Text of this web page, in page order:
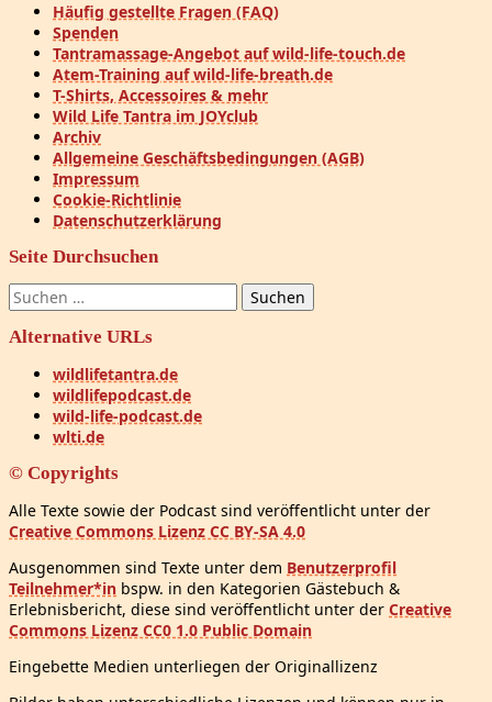
Häufig gestellte Fragen (FAQ)
Spenden
Tantramassage-Angebot auf wild-life-touch.de
Atem-Training auf wild-life-breath.de
T-Shirts, Accessoires & mehr
Wild Life Tantra im JOYclub
Archiv
Allgemeine Geschäftsbedingungen (AGB)
Impressum
Cookie-Richtlinie
Datenschutzerklärung
Seite Durchsuchen
Suchen
nach:
Alternative URLs
wildlifetantra.de
wildlifepodcast.de
wild-life-podcast.de
wlti.de
© Copyrights
Alle Texte sowie der Podcast sind veröffentlicht unter der
Creative Commons Lizenz CC BY-SA 4.0
Ausgenommen sind Texte unter dem Benutzerprofil
Teilnehmer*in bspw. in den Kategorien Gästebuch &
Erlebnisbericht, diese sind veröffentlicht unter der Creative
Commons Lizenz CC0 1.0 Public Domain
Eingebette Medien unterliegen der Originallizenz